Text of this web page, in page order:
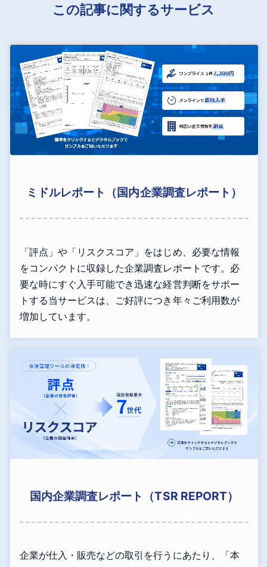
この記事に関するサービス
ミドルレポート（国内企業調査レポート）
「評点」や「リスクスコア」をはじめ、必要な情報
をコンパクトに収録した企業調査レポートです。必
要な時にすぐ入手可能でき迅速な経営判断をサポー
トする当サービスは、ご好評につき年々ご利用数が
増加しています。
国内企業調査レポート（TSR REPORT）
企業が仕入・販売などの取引を行うにあたり、「本